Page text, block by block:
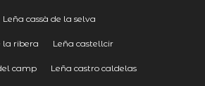
Leña cassà de la selva
la ribera Leña castellcir
camp Leña castro caldelas